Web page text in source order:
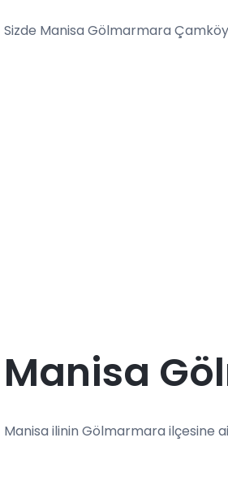
Sizde Manisa Gölmarmara
Manisa
Manisa ilinin Gölmarmara ilçesine